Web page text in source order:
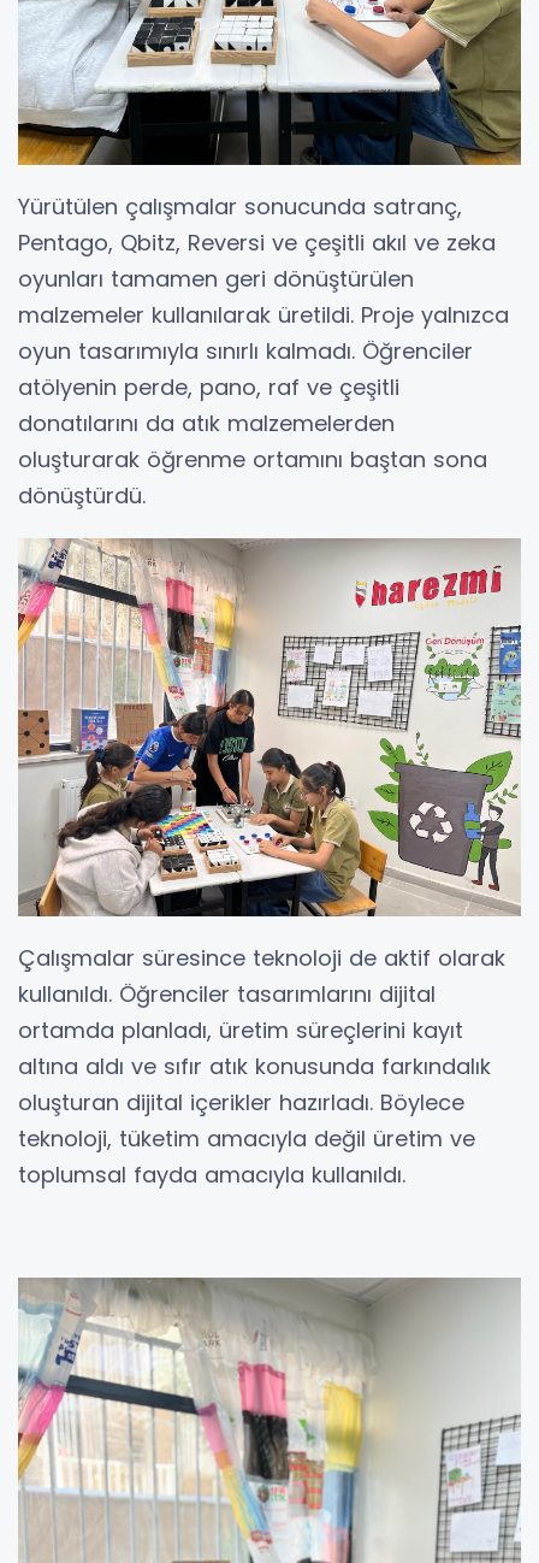
Yürütülen çalışmalar sonucunda satranç,
Pentago, Qbitz, Reversi ve çeşitli akıl ve zeka
oyunları tamamen geri dönüştürülen
malzemeler kullanılarak üretildi. Proje yalnızca
oyun tasarımıyla sınırlı kalmadı. Öğrenciler
atölyenin perde, pano, raf ve çeşitli
donatılarını da atık malzemelerden
oluşturarak öğrenme ortamını baştan sona
dönüştürdü.
Çalışmalar süresince teknoloji de aktif olarak
kullanıldı. Öğrenciler tasarımlarını dijital
ortamda planladı, üretim süreçlerini kayıt
altına aldı ve sıfır atık konusunda farkındalık
oluşturan dijital içerikler hazırladı. Böylece
teknoloji, tüketim amacıyla değil üretim ve
toplumsal fayda amacıyla kullanıldı.